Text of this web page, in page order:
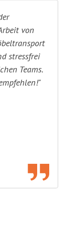
von
stressfrei
Teams.